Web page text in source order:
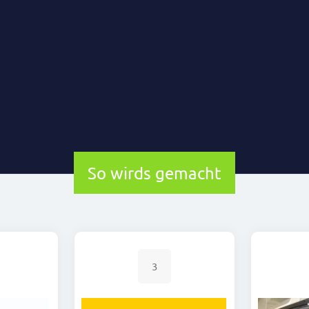
So wirds gemacht
3